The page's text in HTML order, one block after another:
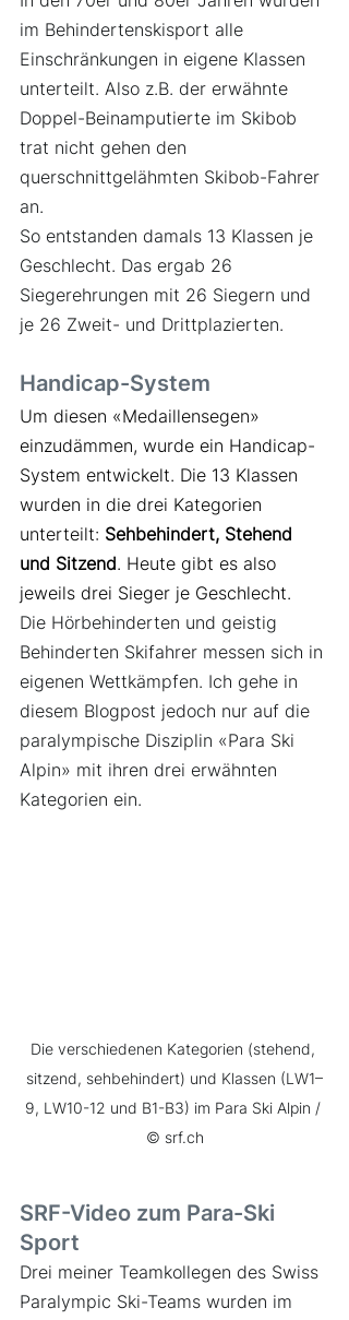
im Behindertenskisport alle
Einschränkungen in eigene Klassen
unterteilt. Also z.B. der erwähnte
Doppel-Beinamputierte im Skibob
trat nicht gehen den
querschnittgelähmten Skibob-Fahrer
an.
So entstanden damals 13 Klassen je
Geschlecht. Das ergab 26
Siegerehrungen mit 26 Siegern und
je 26 Zweit- und Drittplazierten.
Handicap-System
Um diesen «Medaillensegen»
einzudämmen, wurde ein Handicap-
System entwickelt. Die 13 Klassen
wurden in die drei Kategorien
unterteilt: Sehbehindert, Stehend
und Sitzend. Heute gibt es also
jeweils drei Sieger je Geschlecht.
Die Hörbehinderten und geistig
Behinderten Skifahrer messen sich in
eigenen Wettkämpfen. Ich gehe in
diesem Blogpost jedoch nur auf die
paralympische Disziplin «Para Ski
Alpin» mit ihren drei erwähnten
Kategorien ein.
Die verschiedenen Kategorien (stehend,
sitzend, sehbehindert) und Klassen (LW1–
9, LW10-12 und B1-B3) im Para Ski Alpin /
© srf.ch
SRF-Video zum Para-Ski
Sport
Drei meiner Teamkollegen des Swiss
Paralympic Ski-Teams wurden im